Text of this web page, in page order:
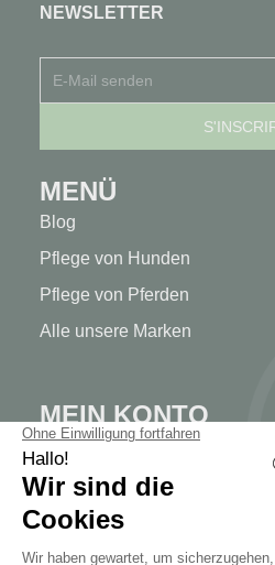
NEWSLETTER
MENÜ
Blog
Pflege von Hunden
Pflege von Pferden
Alle unsere Marken
MEIN KONTO
Mein Konto
Authentifizierung
Seguimiento de pedidos
Cree su cuenta